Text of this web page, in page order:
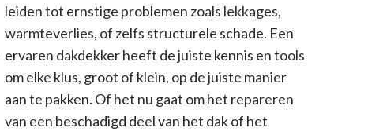
leiden tot ernstige problemen zoals lekkages,
warmteverlies, of zelfs structurele schade. Een
ervaren dakdekker heeft de juiste kennis en tools
om elke klus, groot of klein, op de juiste manier
aan te pakken. Of het nu gaat om het repareren
van een beschadigd deel van het dak of het